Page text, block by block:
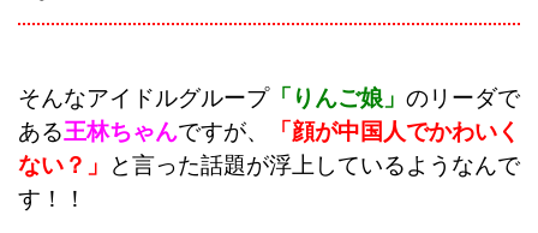
そんなアイドルグループ「りんご娘」 のリーダで
ある王林ちゃんですが、
「顔が中国人でかわいく
ない？」
と言った話題が浮上しているようなんで
す！！